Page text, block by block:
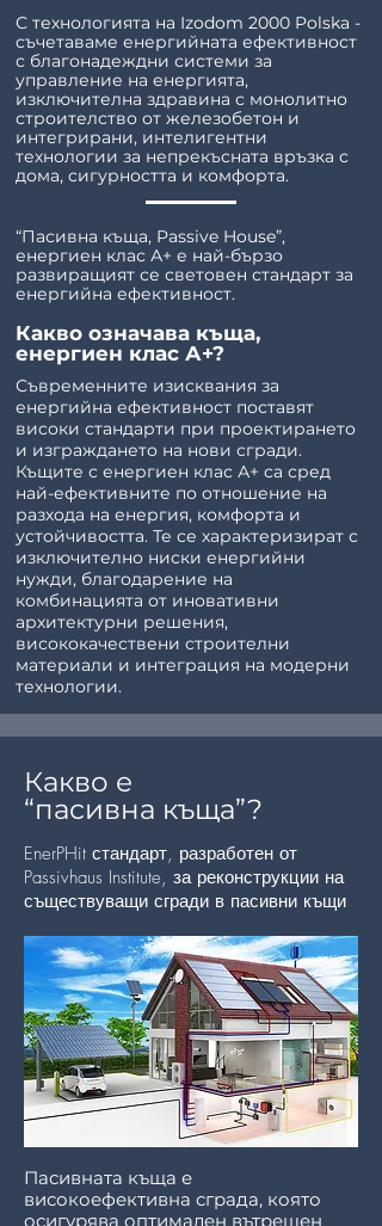
С технологията на Izodom 2000 Polska -
съчетаваме енергийната ефективност
с благонадеждни системи за
управление на енергията,
изключителна здравина с монолитно
строителство от железобетон и
интегрирани, интелигентни
технологии за непрекъсната връзка с
дома, сигурността и комфорта.
“Пасивна къща, Passive House”,
енергиен клас А+ е най-бързо
развиращият се световен стандарт за
енергийна ефективност.
Какво означава къща,
енергиен клас А+?
Съвременните изисквания за
енергийна ефективност поставят
високи стандарти при проектирането
и изграждането на нови сгради.
Къщите с енергиен клас А+ са сред
най-ефективните по отношение на
разхода на енергия, комфорта и
устойчивостта. Те се характеризират с
изключително ниски енергийни
нужди, благодарение на
комбинацията от иновативни
архитектурни решения,
висококачествени строителни
материали и интеграция на модерни
технологии.
Какво е
“пасивна къща”?
EnerPHit стандарт, разработен от
Passivhaus Institute, за реконструкции на
съществуващи сгради в пасивни къщи
Пасивната къща е
високоефективна сграда, която
осигурява оптимален вътрешен